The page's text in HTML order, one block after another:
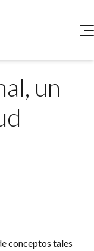
un
conceptos tales